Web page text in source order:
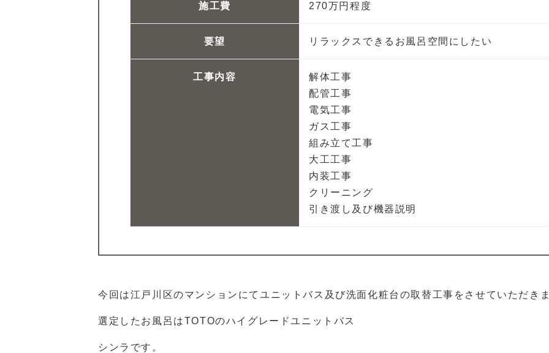
施工費 270万円程度
要望 リラックスできるお風呂空間にしたい
工事内容
解体工事
配管工事
電気工事
ガス工事
組み立て工事
大工工事
内装工事
クリーニング
引き渡し及び機器説明
今回は江戸川区のマンションにてユニットバス及び洗面化粧台の取替工事をさせていただき
選定したお風呂はTOTOのハイグレードユニットバス
シンラです。